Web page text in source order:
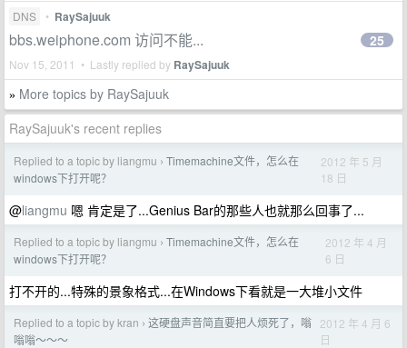
DNS • RaySajuuk
bbs.weiphone.com 访问不能...
Nov 15, 2011 • Lastly replied by RaySajuuk
25
» More topics by RaySajuuk
RaySajuuk's recent replies
Replied to a topic by liangmu › Timemachine文件，怎么在
windows下打开呢？
2012 年 5 月
18 日
@liangmu 嗯 肯定是了...Genius Bar的那些人也就那么回事了...
Replied to a topic by liangmu › Timemachine文件，怎么在
windows下打开呢？
2012 年 4 月
6 日
打不开的...特殊的景象格式...在Windows下看就是一大堆小文件
Replied to a topic by kran › 这硬盘声音简直要把人烦死了，嗡
嗡嗡～～～
2012 年 4 月 6
日